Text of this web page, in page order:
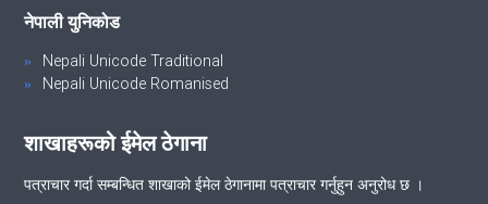
नेपाली युनिकोड
Nepali Unicode Traditional
Nepali Unicode Romanised
शाखाहरूको ईमेल ठेगाना
पत्राचार गर्दा सम्बन्धित शाखाको ईमेल ठेगानामा पत्राचार गर्नुहुन अनुरोध छ ।